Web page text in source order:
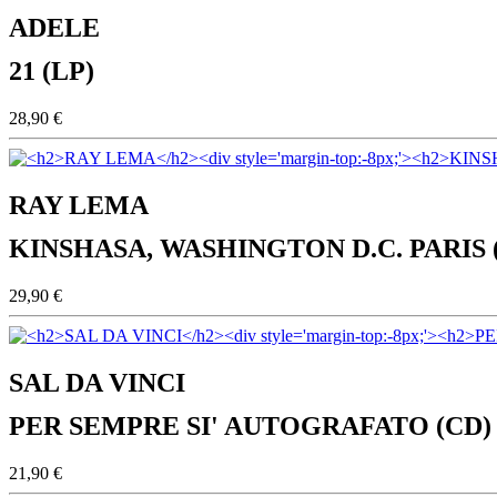
ADELE
21 (LP)
28,90 €
RAY LEMA
KINSHASA, WASHINGTON D.C. PARIS
29,90 €
SAL DA VINCI
PER SEMPRE SI' AUTOGRAFATO (CD)
21,90 €